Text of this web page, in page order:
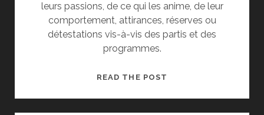
leurs passions, de ce qui les anime, de leur
comportement, attirances, réserves ou
détestations vis-à-vis des partis et des
programmes.
READ THE POST